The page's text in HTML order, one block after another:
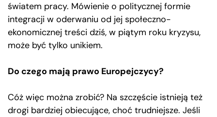
światem pracy. Mówienie o politycznej formie
integracji w oderwaniu od jej społeczno-
ekonomicznej treści dziś, w piątym roku kryzysu,
może być tylko unikiem.
Do czego mają prawo Europejczycy?
Cóż więc można zrobić? Na szczęście istnieją też
drogi bardziej obiecujące, choć trudniejsze. Jeśli